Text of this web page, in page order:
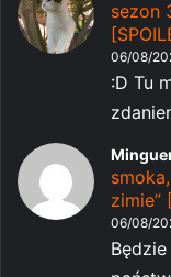
sezon
06/08/
:D Tu
zimie”
06/08/